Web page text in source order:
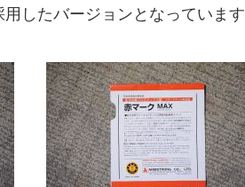
したバージョンとなっています